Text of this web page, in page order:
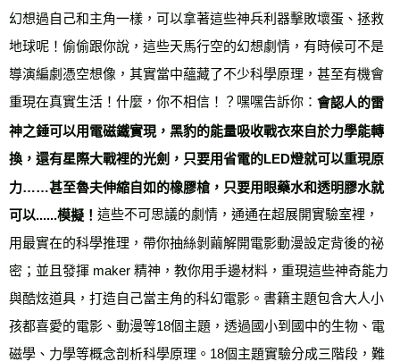
幻想過自己和主角一樣，可以拿著這些神兵利器擊敗壞蛋、拯救
地球呢！偷偷跟你說，這些天馬行空的幻想劇情，有時候可不是
導演編劇憑空想像，其實當中蘊藏了不少科學原理，甚至有機會
重現在真實生活！什麼，你不相信！？嘿嘿告訴你： 會認人的雷
神之錘可以用電磁鐵實現，黑豹的能量吸收戰衣來自於力學能轉
換，還有星際大戰裡的光劍，只要用省電的LED燈就可以重現原
力……甚至魯夫伸縮自如的橡膠槍，只要用眼藥水和透明膠水就
可以......模擬！ 這些不可思議的劇情，通通在超展開實驗室裡，
用最實在的科學推理，帶你抽絲剝繭解開電影動漫設定背後的祕
密；並且發揮 maker 精神，教你用手邊材料，重現這些神奇能力
與酷炫道具，打造自己當主角的科幻電影。書籍主題包含大人小
孩都喜愛的電影、動漫等18個主題，透過國小到國中的生物、電
磁學、力學等概念剖析科學原理。18個主題實驗分成三階段，難